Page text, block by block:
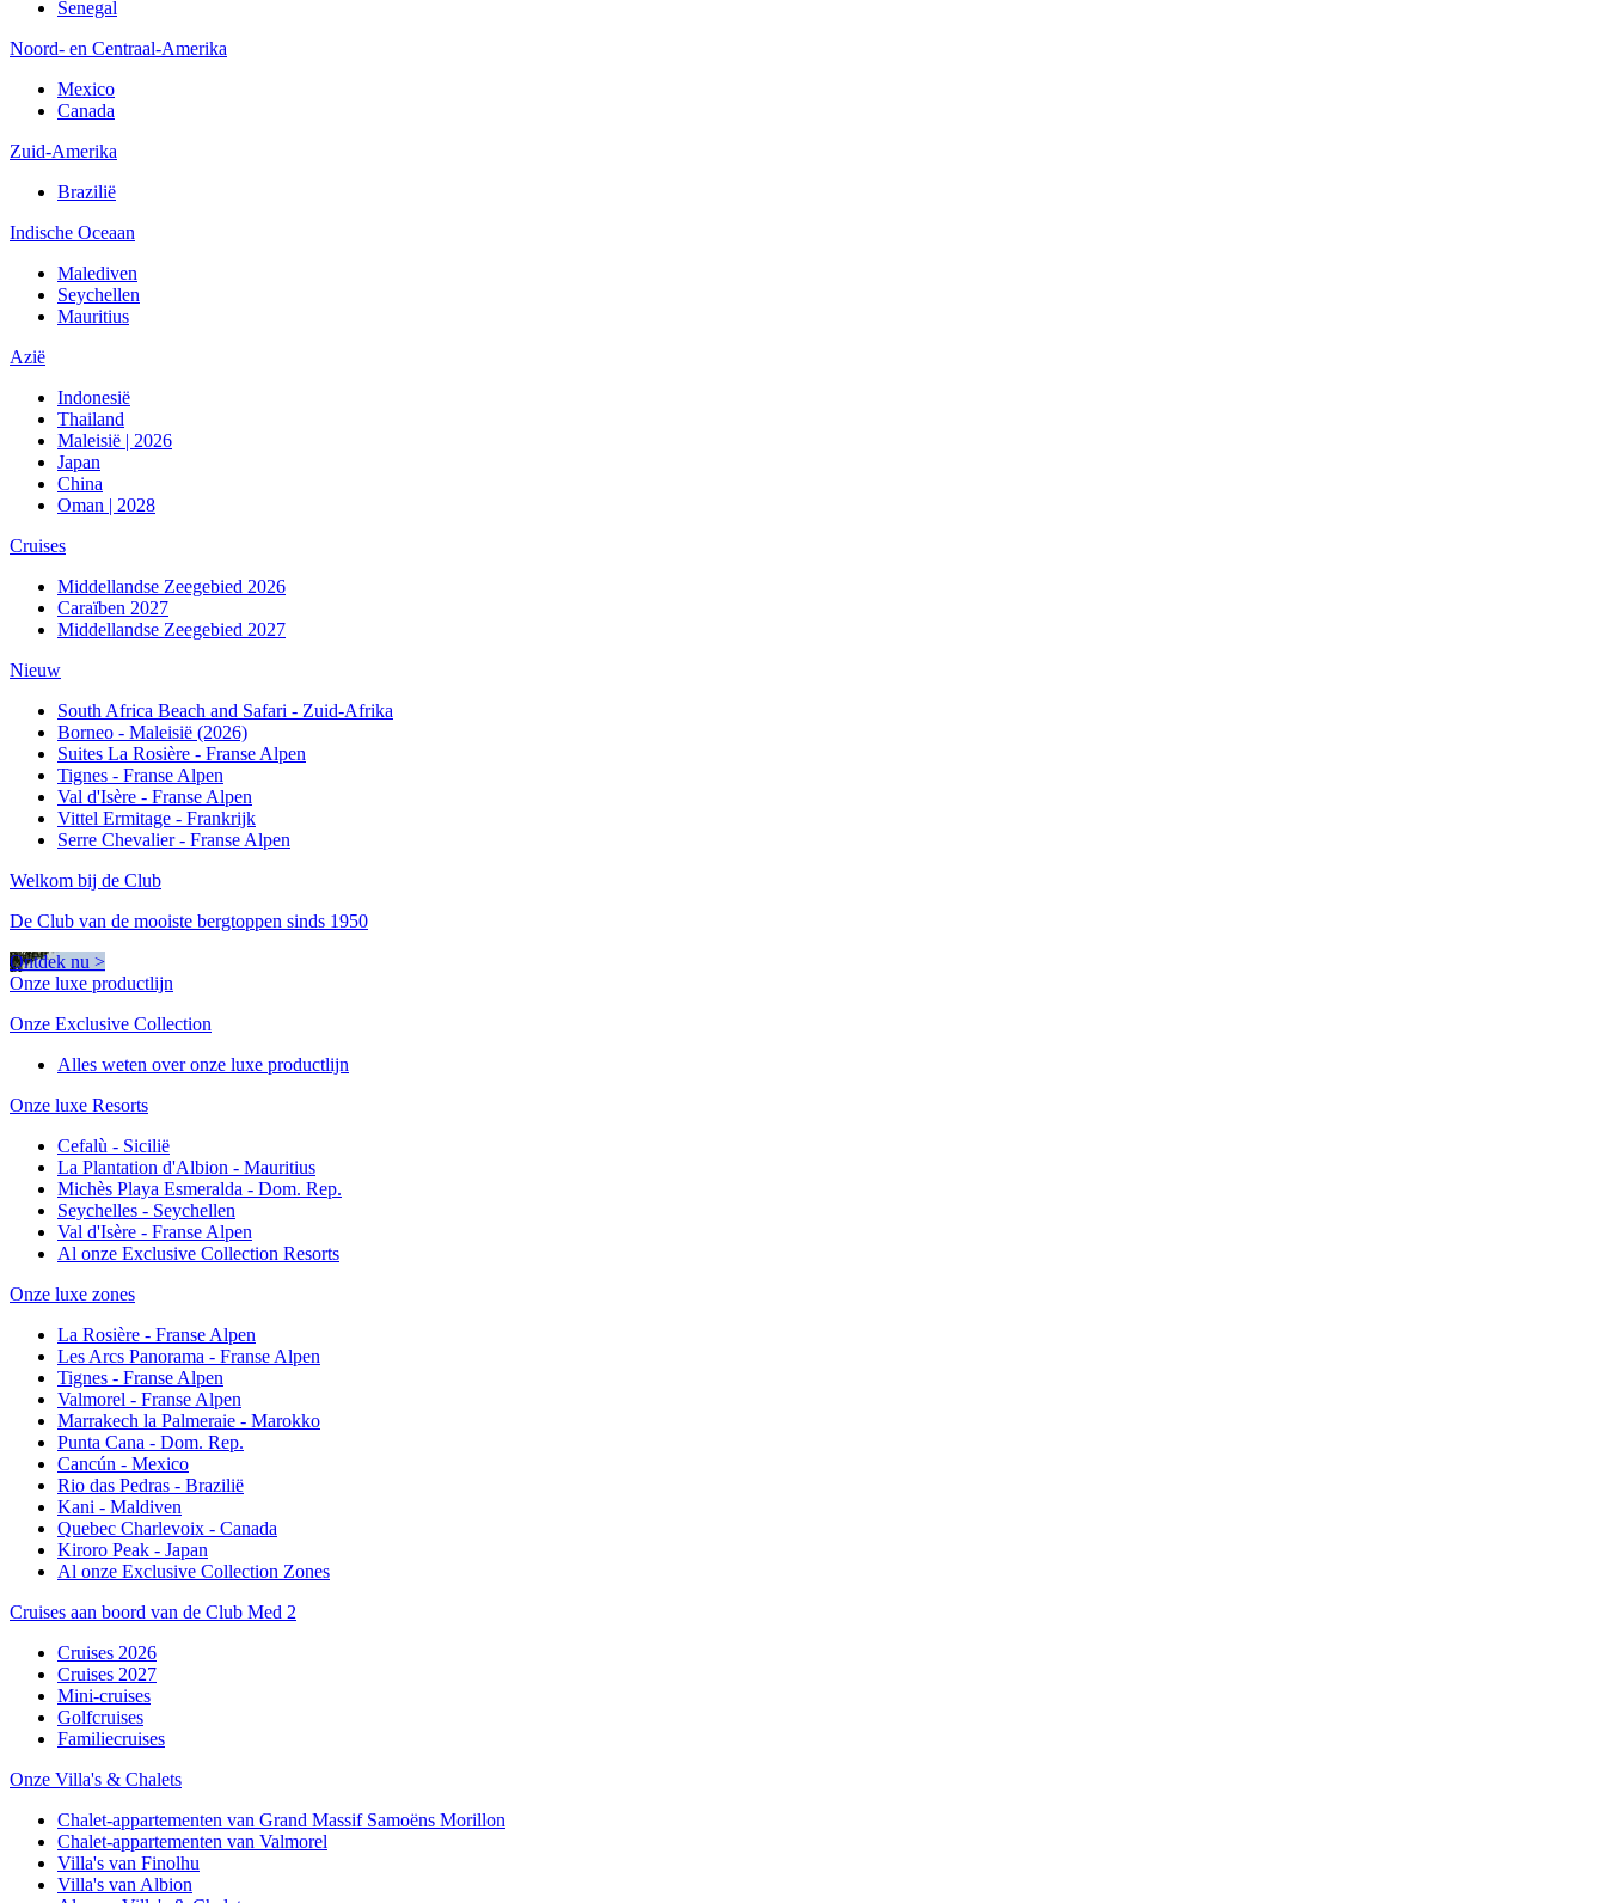
Senegal
Noord- en Centraal-Amerika
Mexico
Canada
Zuid-Amerika
Brazilië
Indische Oceaan
Malediven
Seychellen
Mauritius
Azië
Indonesië
Thailand
Maleisië | 2026
Japan
China
Oman | 2028
Cruises
Middellandse Zeegebied 2026
Caraïben 2027
Middellandse Zeegebied 2027
Nieuw
South Africa Beach and Safari - Zuid-Afrika
Borneo - Maleisië (2026)
Suites La Rosière - Franse Alpen
Tignes - Franse Alpen
Val d'Isère - Franse Alpen
Vittel Ermitage - Frankrijk
Serre Chevalier - Franse Alpen
Welkom bij de Club
De Club van de mooiste bergtoppen sinds 1950
Ontdek nu >
Onze luxe productlijn
Onze Exclusive Collection
Alles weten over onze luxe productlijn
Onze luxe Resorts
Cefalù - Sicilië
La Plantation d'Albion - Mauritius
Michès Playa Esmeralda - Dom. Rep.
Seychelles - Seychellen
Val d'Isère - Franse Alpen
Al onze Exclusive Collection Resorts
Onze luxe zones
La Rosière - Franse Alpen
Les Arcs Panorama - Franse Alpen
Tignes - Franse Alpen
Valmorel - Franse Alpen
Marrakech la Palmeraie - Marokko
Punta Cana - Dom. Rep.
Cancún - Mexico
Rio das Pedras - Brazilië
Kani - Maldiven
Quebec Charlevoix - Canada
Kiroro Peak - Japan
Al onze Exclusive Collection Zones
Cruises aan boord van de Club Med 2
Cruises 2026
Cruises 2027
Mini-cruises
Golfcruises
Familiecruises
Onze Villa's & Chalets
Chalet-appartementen van Grand Massif Samoëns Morillon
Chalet-appartementen van Valmorel
Villa's van Finolhu
Villa's van Albion